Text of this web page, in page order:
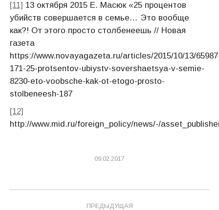
[11] 13 октября 2015 Е. Масюк «25 процентов
убийств совершается в семье… Это вообще
как?! От этого просто столбенеешь // Новая
газета
https://www.novayagazeta.ru/articles/2015/10/13/
171-25-protsentov-ubiystv-sovershaetsya-v-semie-
8230-eto-voobsche-kak-ot-etogo-prosto-
stolbeneesh-187
[12]
http://www.mid.ru/foreign_policy/news/-/
09.02.2017
НавигацияПРЕДЫДУЩАЯ